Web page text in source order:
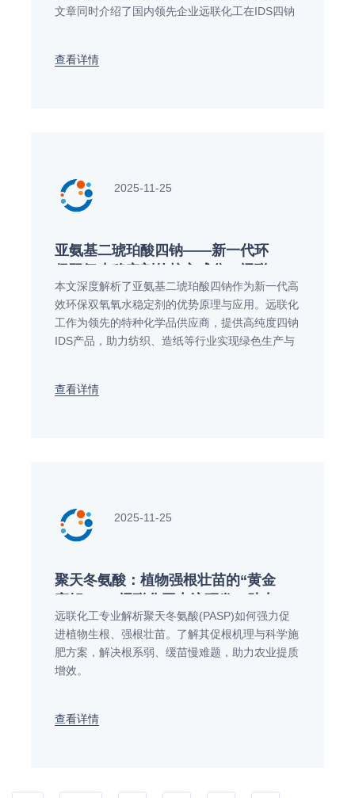
文章同时介绍了国内领先企业远联化工在IDS四钠
查看详情
2025-11-25
亚氨基二琥珀酸四钠——新一代环
化工为您解析
本文深度解析了亚氨基二琥珀酸四钠作为新一代高
效环保双氧氧水稳定剂的优势原理与应用。远联化
工作为领先的特种化学品供应商，提供高纯度四钠
IDS产品，助力纺织、造纸等行业实现绿色生产与
查看详情
2025-11-25
聚天冬氨酸：植物强根壮苗的“黄金
农业提质增效
远联化工专业解析聚天冬氨酸(PASP)如何强力促
进植物生根、强根壮苗。了解其促根机理与科学施
肥方案，解决根系弱、缓苗慢难题，助力农业提质
增效。
查看详情